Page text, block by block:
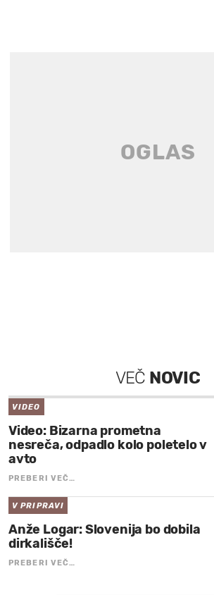
VEČ NOVIC
VIDEO
Video: Bizarna prometna
nesreča, odpadlo kolo poletelo v
avto
PREBERI VEČ…
V PRIPRAVI
Anže Logar: Slovenija bo dobila
dirkališče!
PREBERI VEČ…